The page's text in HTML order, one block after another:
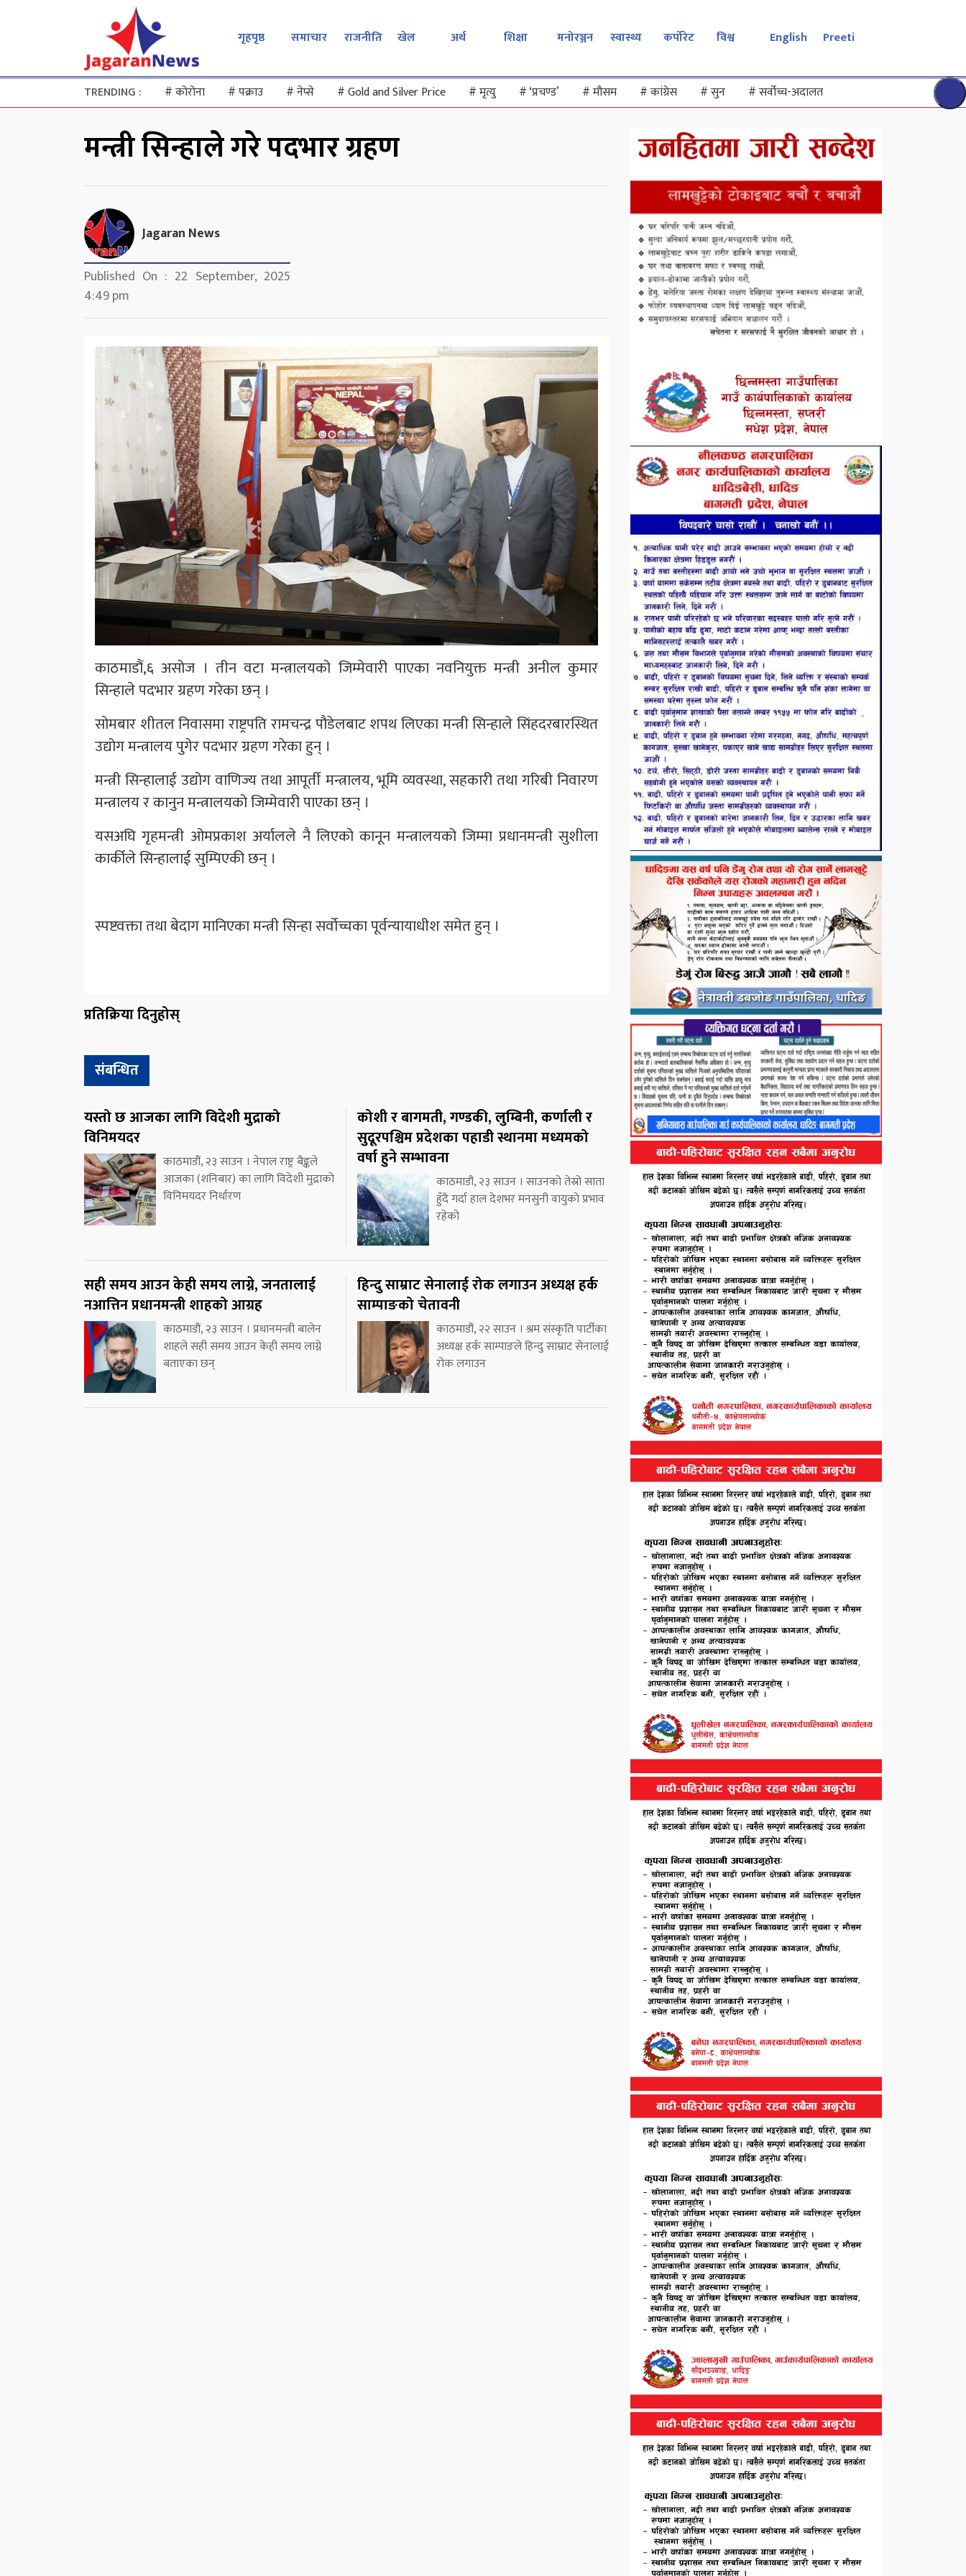
गृहपृष्ठ समाचार राजनीति खेल अर्थ शिक्षा मनोरञ्जन स्वास्थ्य कर्पोरेट विश्व English Preeti
TRENDING : #कोरोना #पक्राउ #नेप्से #Gold and Silver Price #मृत्यु #‘प्रचण्ड’ #मौसम #कांग्रेस #सुन #सर्वोच्च-अदालत
मन्त्री सिन्हाले गरे पदभार ग्रहण
Jagaran News
Published On : 22 September, 2025
4:49 pm
काठमाडौं,६ असोज । तीन वटा मन्त्रालयको जिम्मेवारी पाएका नवनियुक्त मन्त्री अनील कुमार
सिन्हाले पदभार ग्रहण गरेका छन् ।
सोमबार शीतल निवासमा राष्ट्रपति रामचन्द्र पौडेलबाट शपथ लिएका मन्त्री सिन्हाले सिंहदरबारस्थित
उद्योग मन्त्रालय पुगेर पदभार ग्रहण गरेका हुन् ।
मन्त्री सिन्हालाई उद्योग वाणिज्य तथा आपूर्ती मन्त्रालय, भूमि व्यवस्था, सहकारी तथा गरिबी निवारण
मन्त्रालय र कानुन मन्त्रालयको जिम्मेवारी पाएका छन् ।
यसअघि गृहमन्त्री ओमप्रकाश अर्यालले नै लिएको कानून मन्त्रालयको जिम्मा प्रधानमन्त्री सुशीला
कार्कीले सिन्हालाई सुम्पिएकी छन् ।
स्पष्टवक्ता तथा बेदाग मानिएका मन्त्री सिन्हा सर्वोच्चका पूर्वन्यायाधीश समेत हुन् ।
प्रतिक्रिया दिनुहोस्
संबन्धित
यस्तो छ आजका लागि विदेशी मुद्राको
विनिमयदर
काठमाडौं, २३ साउन । नेपाल राष्ट्र बैङ्कले
आजका (शनिबार) का लागि विदेशी मुद्राको
विनिमयदर निर्धारण
कोशी र बागमती, गण्डकी, लुम्बिनी, कर्णाली र
सुदूरपश्चिम प्रदेशका पहाडी स्थानमा मध्यमको
वर्षा हुने सम्भावना
काठमाडौं, २३ साउन । साउनको तेस्रो साता
हुँदै गर्दा हाल देशभर मनसुनी वायुको प्रभाव
रहेको
सही समय आउन केही समय लाग्ने, जनतालाई
नआत्तिन प्रधानमन्त्री शाहको आग्रह
काठमाडौं, २३ साउन । प्रधानमन्त्री बालेन
शाहले सही समय आउन केही समय लाग्ने
बताएका छन्
हिन्दु साम्राट सेनालाई रोक लगाउन अध्यक्ष हर्क
साम्पाङको चेतावनी
काठमाडौं, २२ साउन । श्रम संस्कृति पार्टीका
अध्यक्ष हर्क साम्पाङले हिन्दु साम्राट सेनालाई
रोक लगाउन